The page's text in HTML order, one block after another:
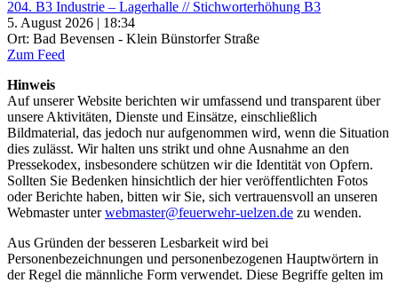
204. B3 Industrie – Lagerhalle // Stichworterhöhung B3
5. August 2026 | 18:34
Ort: Bad Bevensen - Klein Bünstorfer Straße
Zum Feed
Hinweis
Auf unserer Website berichten wir umfassend und transparent über
unsere Aktivitäten, Dienste und Einsätze, einschließlich
Bildmaterial, das jedoch nur aufgenommen wird, wenn die Situation
dies zulässt. Wir halten uns strikt und ohne Ausnahme an den
Pressekodex, insbesondere schützen wir die Identität von Opfern.
Sollten Sie Bedenken hinsichtlich der hier veröffentlichten Fotos
oder Berichte haben, bitten wir Sie, sich vertrauensvoll an unseren
Webmaster unterwebmaster@feuerwehr-uelzen.de zu wenden.
Aus Gründen der besseren Lesbarkeit wird bei
Personenbezeichnungen und personenbezogenen Hauptwörtern in
der Regel die männliche Form verwendet. Diese Begriffe gelten im